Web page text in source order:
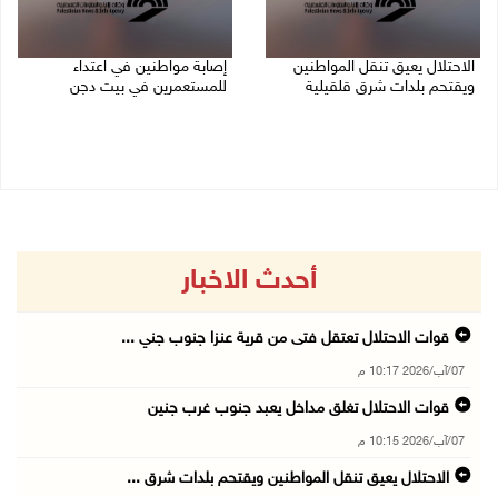
الاحتلال يعيق تنقل المواطنين
ويقتحم بلدات شرق قلقيلية
إصابة مواطنين في اعتداء
للمستعمرين في بيت دجن
أحدث الاخبار
قوات الاحتلال تعتقل فتى من قرية عنزا جنوب جني ...
07/آب/2026 10:17 م
قوات الاحتلال تغلق مداخل يعبد جنوب غرب جنين
07/آب/2026 10:15 م
الاحتلال يعيق تنقل المواطنين ويقتحم بلدات شرق ...